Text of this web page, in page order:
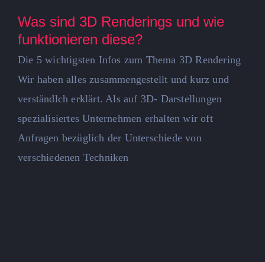
Was sind 3D Renderings und wie
funktionieren diese?
Die 5 wichtigsten Infos zum Thema 3D Rendering
Wir haben alles zusammengestellt und kurz und
verständlch erklärt. Als auf 3D- Darstellungen
spezialisiertes Unternehmen erhalten wir oft
Anfragen bezüglich der Unterschiede von
verschiedenen Techniken